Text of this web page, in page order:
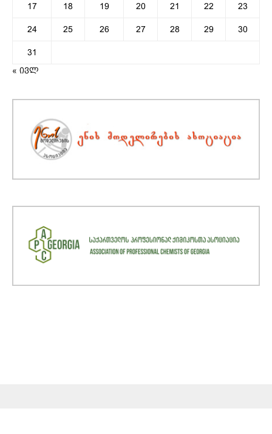
17 18 19 20 21 22 23
24 25 26 27 28 29 30
31
« ივლ